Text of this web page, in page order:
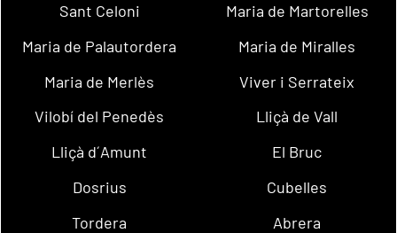
Sant Celoni
Maria de Martorelles
Maria de Palautordera
Maria de Miralles
Maria de Merlès
Viver i Serrateix
Vilobí del Penedès
Lliçà de Vall
Lliçà d´Amunt
El Bruc
Dosrius
Cubelles
Tordera
Abrera